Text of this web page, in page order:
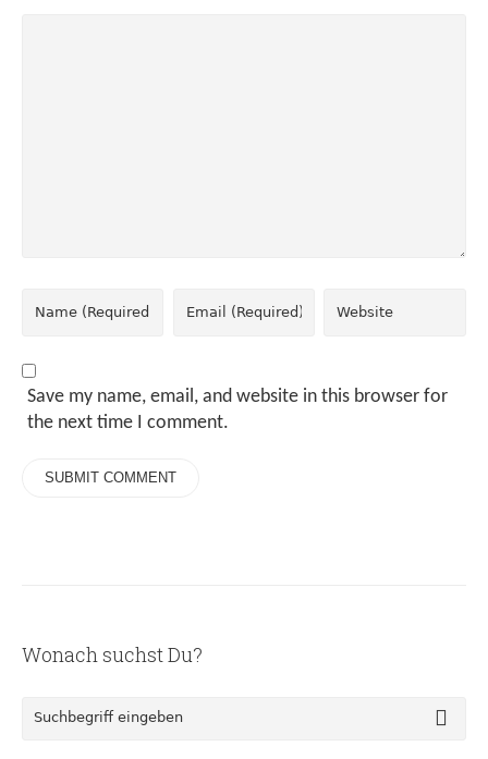
Save my name, email, and website in this browser for
the next time I comment.
Wonach suchst Du?